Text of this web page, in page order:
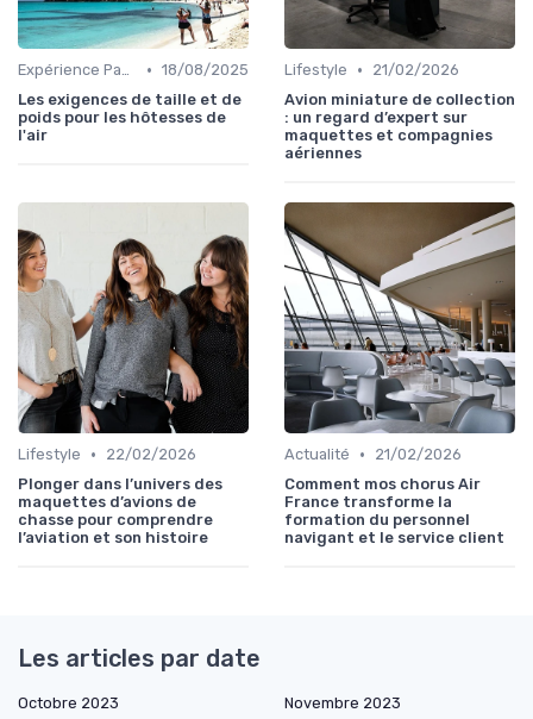
Expérience Passager • 18/08/2025
Les exigences de taille et de
poids pour les hôtesses de
l'air
Lifestyle •
21/02/2026
Avion miniature de collection
: un regard d’expert sur
maquettes et compagnies
aériennes
Lifestyle •
22/02/2026
Plonger dans l’univers des
maquettes d’avions de
chasse pour comprendre
l’aviation et son histoire
Actualité •
21/02/2026
Comment mos chorus Air
France transforme la
formation du personnel
navigant et le service client
Les articles par date
Octobre 2023
Novembre 2023